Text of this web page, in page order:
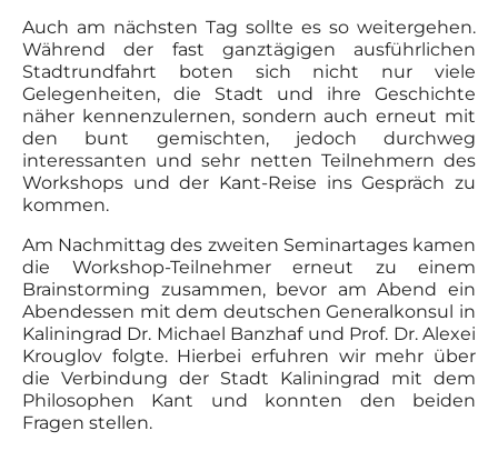
Auch am nächsten Tag sollte es so weitergehen.
Während der fast ganztägigen ausführlichen
Stadtrundfahrt boten sich nicht nur viele
Gelegenheiten, die Stadt und ihre Geschichte
näher kennenzulernen, sondern auch erneut mit
den bunt gemischten, jedoch durchweg
interessanten und sehr netten Teilnehmern des
Workshops und der Kant-Reise ins Gespräch zu
kommen.
Am Nachmittag des zweiten Seminartages kamen
die Workshop-Teilnehmer erneut zu einem
Brainstorming zusammen, bevor am Abend ein
Abendessen mit dem deutschen Generalkonsul in
Kaliningrad Dr. Michael Banzhaf und Prof. Dr. Alexei
Krouglov folgte. Hierbei erfuhren wir mehr über
die Verbindung der Stadt Kaliningrad mit dem
Philosophen Kant und konnten den beiden
Fragen stellen.